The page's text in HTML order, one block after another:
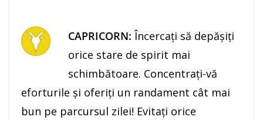
CAPRICORN: Încercaţi să depăşiţi
orice stare de spirit mai
schimbătoare. Concentraţi-vă
eforturile şi oferiţi un randament cât mai
bun pe parcursul zilei! Evitaţi orice